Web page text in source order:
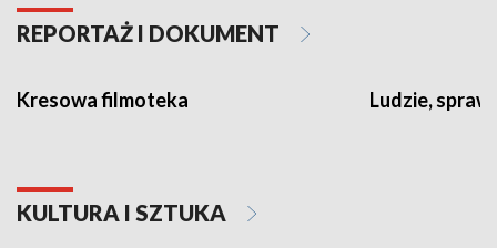
REPORTAŻ I DOKUMENT
Kresowa filmoteka Ludzie,
KULTURA I SZTUKA